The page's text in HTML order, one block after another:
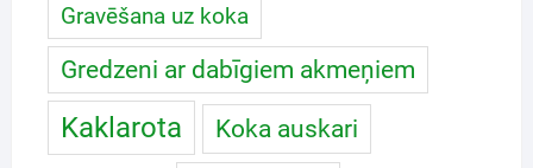
Gravēšana uz koka
Gredzeni ar dabīgiem akmeņiem
Kaklarota Koka auskari